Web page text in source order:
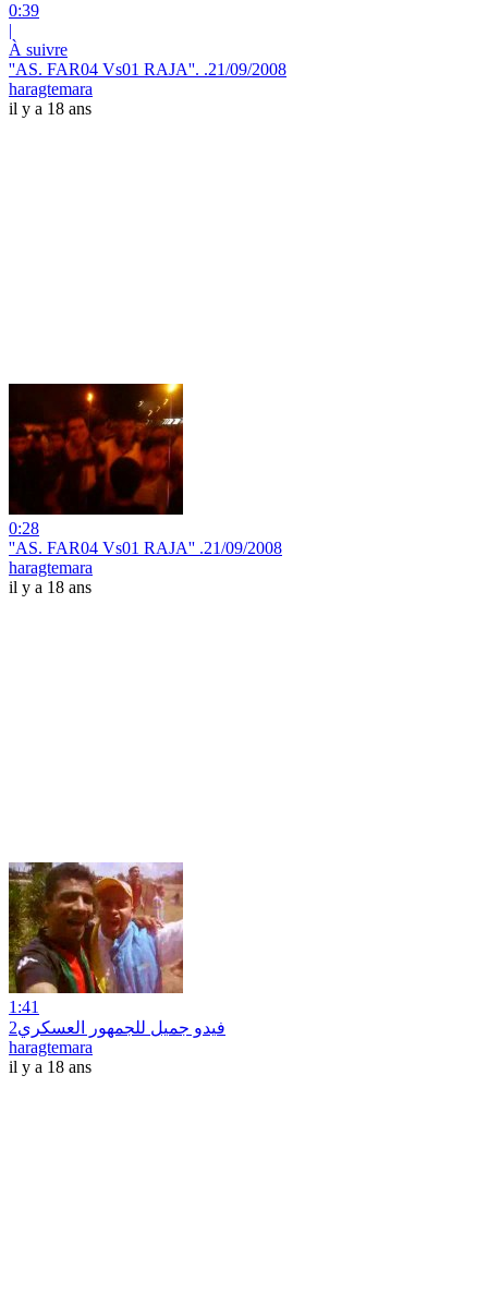
0:39
|
À suivre
''AS. FAR04 Vs01 RAJA''. .21/09/2008
haragtemara
il y a 18 ans
0:28
''AS. FAR04 Vs01 RAJA'' .21/09/2008
haragtemara
il y a 18 ans
1:41
فيدو جميل للجمهور العسكري2
haragtemara
il y a 18 ans